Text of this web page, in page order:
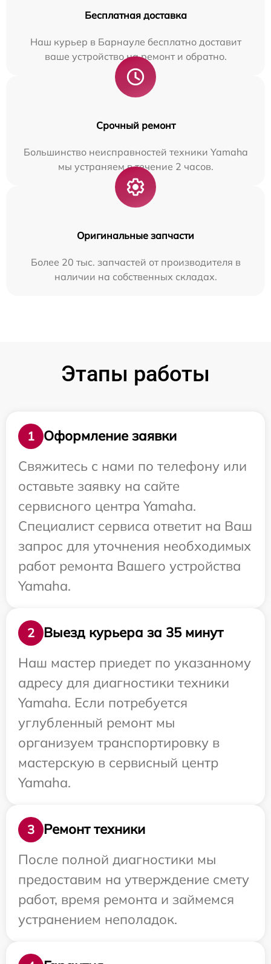
Бесплатная доставка
Наш курьер в Барнауле бесплатно доставит
ваше устройство на ремонт и обратно.
Срочный ремонт
Большинство неисправностей техники Yamaha
мы устраняем в течение 2 часов.
Оригинальные запчасти
Более 20 тыс. запчастей от производителя в
наличии на собственных складах.
Этапы работы
1
Оформление заявки
Свяжитесь с нами по телефону или
оставьте заявку на сайте
сервисного центра Yamaha.
Специалист сервиса ответит на Ваш
запрос для уточнения необходимых
работ ремонта Вашего устройства
Yamaha.
2
Выезд курьера за 35 минут
Наш мастер приедет по указанному
адресу для диагностики техники
Yamaha. Если потребуется
углубленный ремонт мы
организуем транспортировку в
мастерскую в сервисный центр
Yamaha.
3
Ремонт техники
После полной диагностики мы
предоставим на утверждение смету
работ, время ремонта и займемся
устранением неполадок.